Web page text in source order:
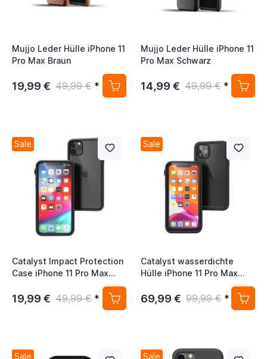
Mujjo Leder Hülle iPhone 11
Pro Max Braun
19,99 € 49,99 € *
Mujjo Leder Hülle iPhone 11
Pro Max Schwarz
14,99 € 49,99 € *
Sale
Catalyst Impact Protection
Case iPhone 11 Pro Max
19,99 € 49,99 € *
Sale
Catalyst wasserdichte
Hülle iPhone 11 Pro Max
69,99 € 99,99 € *
Sale Sale